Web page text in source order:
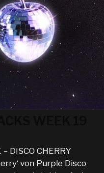
DISCO CHERRY
von Purple Disco